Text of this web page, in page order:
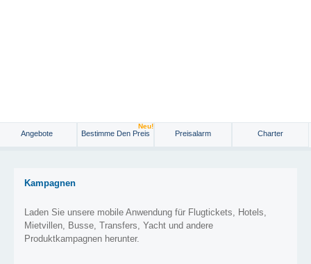
Angebote Bestimme Den Preis
Neu!
Preisalarm Charter
Kampagnen
Laden Sie unsere mobile Anwendung für Flugtickets, Hotels,
Mietvillen, Busse, Transfers, Yacht und andere
Produktkampagnen herunter.